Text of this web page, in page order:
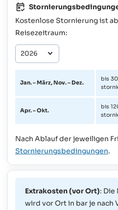
Kostenlose Stornierung ist
Reisezeitraum:
Jan. – März, Nov. – Dez.
bis
Apr. – Okt.
bis
Nach Ablauf der jeweiligen
Stornierungsbedingungen.
Extrakosten (vor Ort): Die
wird vor Ort in bar je nach